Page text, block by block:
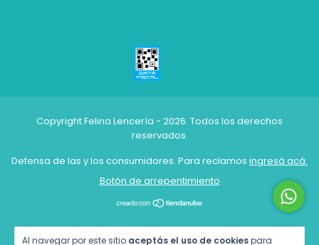
Al navegar por este sitio aceptás el uso de cookiespara
Copyright Felina Lencería - 2026. Todos los derechos
reservados.
Defensa de las y los consumidores. Para reclamos ingresá acá.
Botón de arrepentimiento